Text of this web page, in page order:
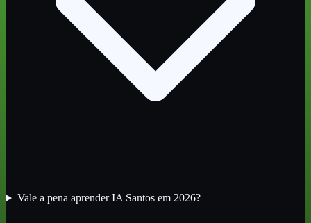
Vale a pena aprender IA Santos em 2026?